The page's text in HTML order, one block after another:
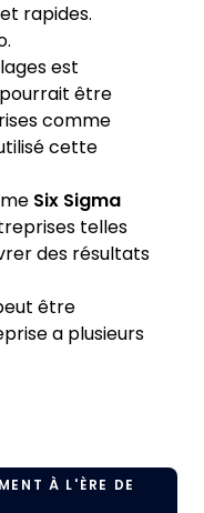
rapides.
est
pourrait être
comme
cette
Six Sigma
telles
des résultats
être
a plusieurs
À L'ÈRE DE